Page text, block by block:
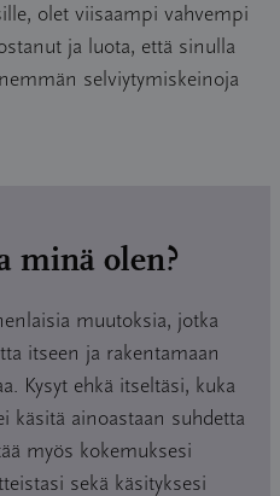
olet viisaampi vahvempi
ja luota, että sinulla
selviytymiskeinoja
minä olen?
muutoksia, jotka
itseen ja rakentamaan
Kysyt ehkä itseltäsi, kuka
käsitä ainoastaan suhdetta
myös kokemuksesi
sekä käsityksesi